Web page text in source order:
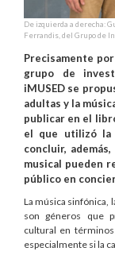
De izquierda a derecha:
Ferrandis, del Grupo de
Precisamente
grupo de
iMUSED se
adultas y la
publicar en el
el que utilizó la
concluir,
musical pueden
público en
La música sinfónica,
son géneros que
cultural en
especialmente si la